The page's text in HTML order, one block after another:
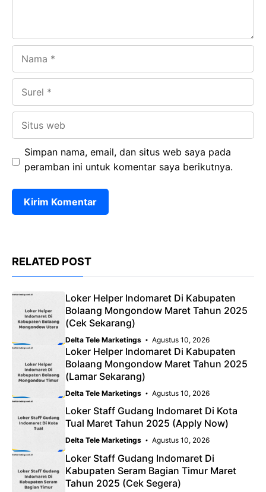
Simpan nama, email, dan situs web saya pada
peramban ini untuk komentar saya berikutnya.
RELATED POST
Loker Helper Indomaret Di Kabupaten
Bolaang Mongondow Maret Tahun 2025
(Cek Sekarang)
Delta Tele Marketings Agustus 10, 2026
Loker Helper Indomaret Di Kabupaten
Bolaang Mongondow Maret Tahun 2025
(Lamar Sekarang)
Delta Tele Marketings Agustus 10, 2026
Loker Staff Gudang Indomaret Di Kota
Tual Maret Tahun 2025 (Apply Now)
Delta Tele Marketings Agustus 10, 2026
Loker Staff Gudang Indomaret Di
Kabupaten Seram Bagian Timur Maret
Tahun 2025 (Cek Segera)